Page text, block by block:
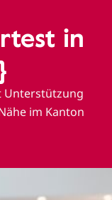
in
Unterstützung
im Kanton